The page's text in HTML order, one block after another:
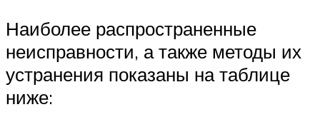
Наиболее распространенные
неисправности, а также методы их
устранения показаны на таблице
ниже: